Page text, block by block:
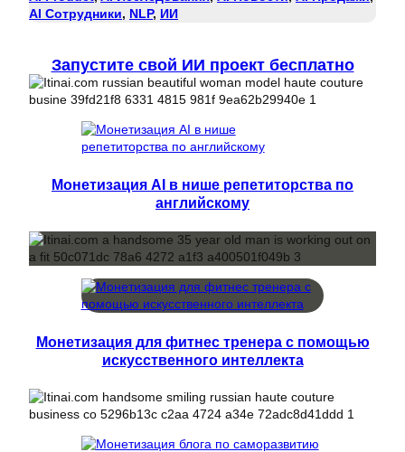
AI Сотрудники, NLP, ИИ
Запустите свой ИИ проект бесплатно
Монетизация AI в нише репетиторства по
английскому
Монетизация для фитнес тренера с помощью
искусственного интеллекта